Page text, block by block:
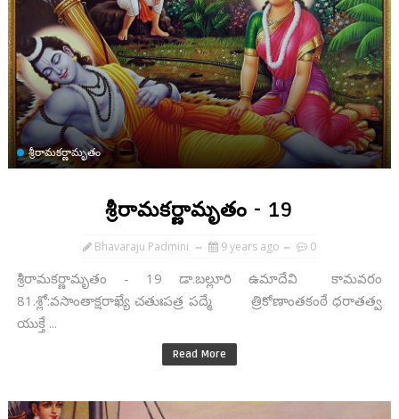
శ్రీరామకర్ణామృతం
శ్రీరామకర్ణామృతం - 19
Bhavaraju Padmini 9 years ago 0
శ్రీరామకర్ణామృతం - 19 డా.బల్లూరి ఉమాదేవి కామవరం
81.శ్లో:వసాంతాక్షరాఖ్యే చతుఃపత్ర పద్మే త్రికోణాంతకంఠే ధరాతత్వ
యుక్తే ...
Read More